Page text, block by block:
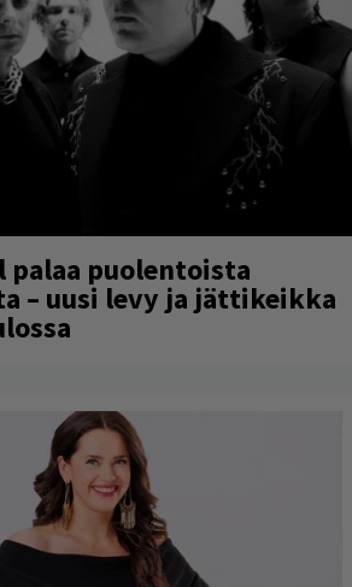
palaa puolentoista
– uusi levy ja jättikeikka